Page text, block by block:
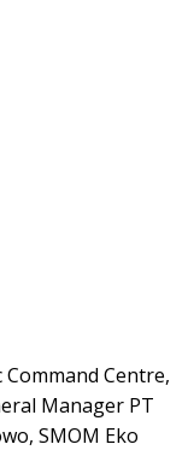
Centre,
Manager PT
SMOM Eko